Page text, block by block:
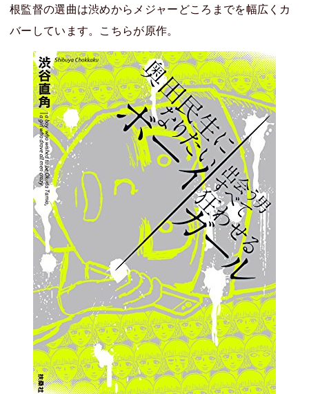
根監督の選曲は渋めからメジャーどころまでを幅広くカ
バーしています。こちらが原作。